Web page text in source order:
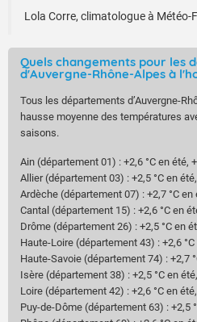
Lola Corre, climatologue à Météo-
Quels changements pour les
d'Auvergne-Rhône-Alpes à
Tous les départements d’Auvergne-
hausse moyenne des températures
saisons.
Ain (département 01) : +2,6 °C en été,
Allier (département 03) : +2,5 °C en
Ardèche (département 07) : +2,7 °C en
Cantal (département 15) : +2,6 °C en
Drôme (département 26) : +2,5 °C en
Haute-Loire (département 43) : +2,6
Haute-Savoie (département 74) : +2,7
Isère (département 38) : +2,5 °C en
Loire (département 42) : +2,6 °C en
Puy-de-Dôme (département 63) : +2,5